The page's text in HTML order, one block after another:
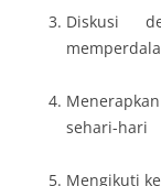
Diskusi
sehari-hari
Mengikuti